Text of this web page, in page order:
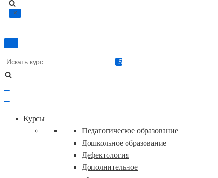
Показать/
Скрыть
навигацию
Скрыть
Курсы
Педагогическое образование
Дошкольное образование
Дефектология
Дополнительное